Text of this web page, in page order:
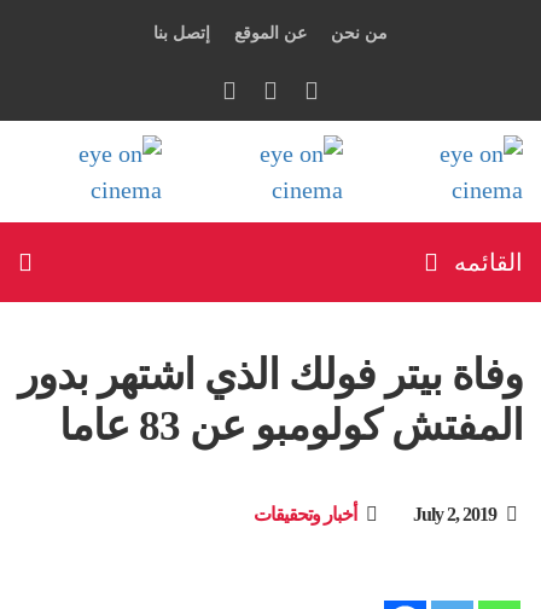
من نحن عن الموقع إتصل بنا
القائمه
وفاة بيتر فولك الذي اشتهر بدور
المفتش كولومبو عن 83 عاما
July 2, 2019 أخبار وتحقيقات